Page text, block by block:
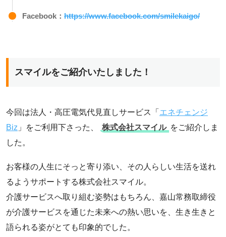
Facebook： https://www.facebook.com/smilekaigo/
スマイルをご紹介いたしました！
今回は法人・高圧電気代見直しサービス「 エネチェンジ
Biz 」をご利用下さった、 株式会社スマイル をご紹介しま
した。
お客様の人生にそっと寄り添い、その人らしい生活を送れ
るようサポートする株式会社スマイル。
介護サービスへ取り組む姿勢はもちろん、嘉山常務取締役
が介護サービスを通じた未来への熱い思いを、生き生きと
語られる姿がとても印象的でした。